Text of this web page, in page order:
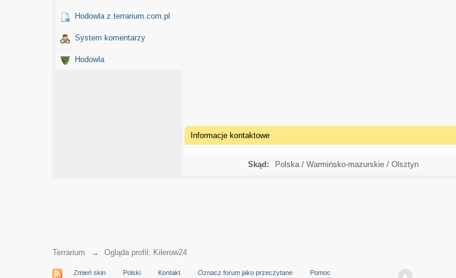
Hodowla z terrarium.com.pl
System komentarzy
Hodowla
Informacje kontaktowe
Skąd: Polska / Warmińsko-mazurskie / Olsztyn
Terrarium → Ogląda profil: Kilerow24
Zmień skin Polski Kontakt Oznacz forum jako przeczytane Pomoc